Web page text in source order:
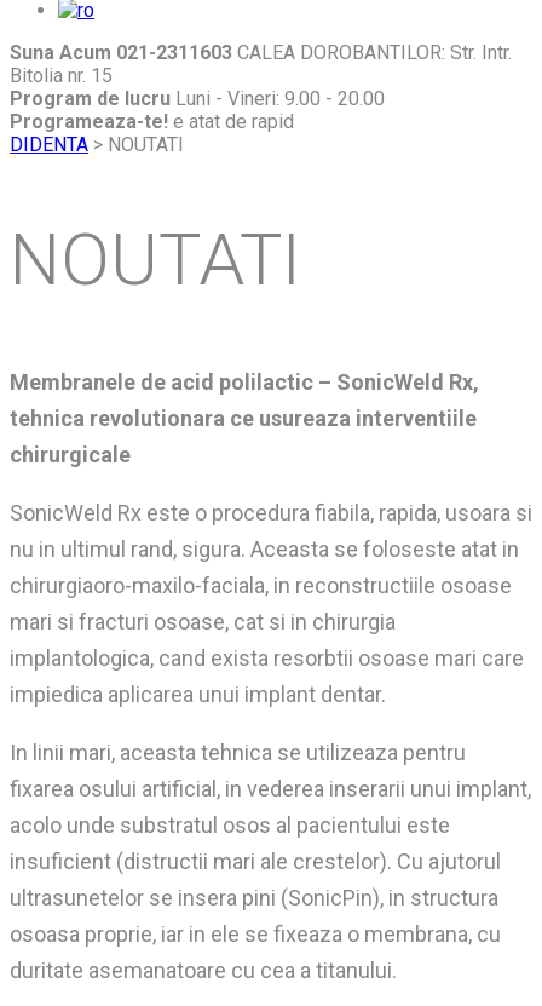
Suna Acum 021-2311603 CALEA DOROBANTILOR: Str. Intr.
Bitolia nr. 15
Program de lucru Luni - Vineri: 9.00 - 20.00
Programeaza-te! e atat de rapid
DIDENTA > NOUTATI
NOUTATI
Membranele de acid polilactic – SonicWeld Rx,
tehnica revolutionara ce usureaza interventiile
chirurgicale
SonicWeld Rx este o procedura fiabila, rapida, usoara si
nu in ultimul rand, sigura. Aceasta se foloseste atat in
chirurgiaoro-maxilo-faciala, in reconstructiile osoase
mari si fracturi osoase, cat si in chirurgia
implantologica, cand exista resorbtii osoase mari care
impiedica aplicarea unui implant dentar.
In linii mari, aceasta tehnica se utilizeaza pentru
fixarea osului artificial, in vederea inserarii unui implant,
acolo unde substratul osos al pacientului este
insuficient (distructii mari ale crestelor). Cu ajutorul
ultrasunetelor se insera pini (SonicPin), in structura
osoasa proprie, iar in ele se fixeaza o membrana, cu
duritate asemanatoare cu cea a titanului.